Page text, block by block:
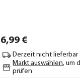
6,99 €
Derzeit nicht lieferbar
Markt auswählen, um
prüfen